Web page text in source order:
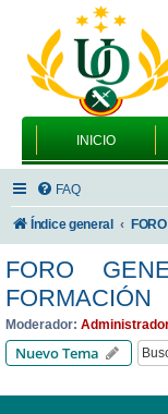
INICIO
FAQ
Índice general
FORO
FORMACIÓN
Moderador:
Nuevo Tema